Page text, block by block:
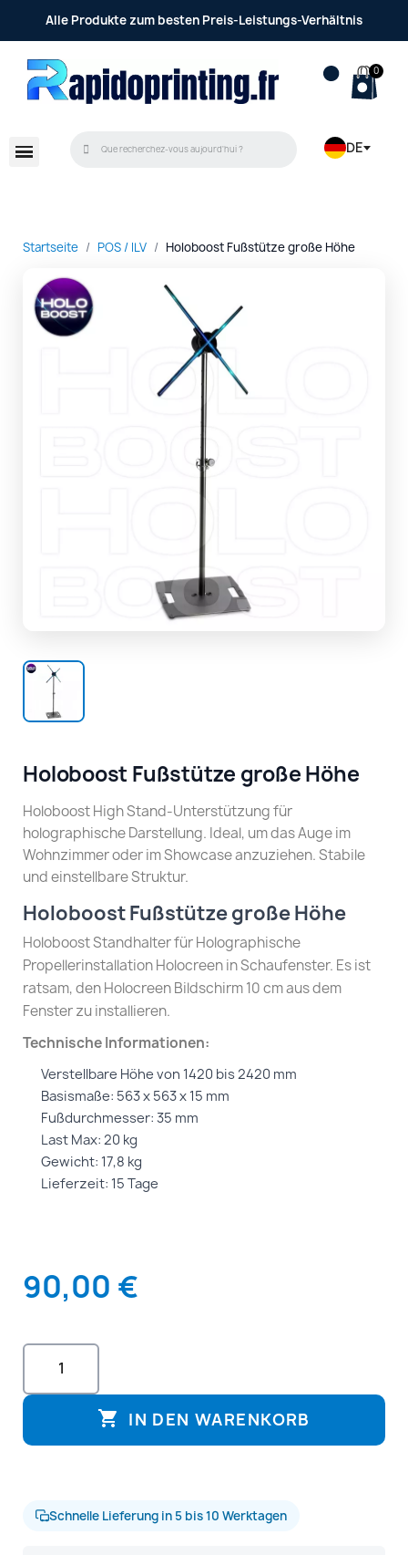
Alle Produkte zum besten Preis-Leistungs-Verhältnis
Persönliche Beratung und Betreuung durch ein
engagiertes Team
DE
Startseite POS / ILV Holoboost Fußstütze große Höhe
Holoboost Fußstütze große Höhe
Holoboost High Stand-Unterstützung für
holographische Darstellung. Ideal, um das Auge im
Wohnzimmer oder im Showcase anzuziehen. Stabile
und einstellbare Struktur.
Holoboost Fußstütze große Höhe
Holoboost Standhalter für Holographische
Propellerinstallation Holocreen in Schaufenster. Es ist
ratsam, den Holocreen Bildschirm 10 cm aus dem
Fenster zu installieren.
Technische Informationen:
Verstellbare Höhe von 1420 bis 2420 mm
Basismaße: 563 x 563 x 15 mm
Fußdurchmesser: 35 mm
Last Max: 20 kg
Gewicht: 17,8 kg
Lieferzeit: 15 Tage
90,00 €
 IN DEN WARENKORB
Schnelle Lieferung in 5 bis 10 Werktagen